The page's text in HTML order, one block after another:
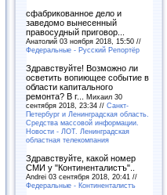
сфабрикованное дело и
заведомо вынесенный
правосудный приговор...
Анатолий 03 ноября 2018, 15:50 //
Федеральные - Русский Репортёр
Здравствуйте! Возможно ли
осветить вопиющее событие в
области капитального
ремонта? В г... Михаил 30
сентября 2018, 23:34 // Санкт-
Петербург и Ленинградская область.
Средства массовой информации.
Новости - ЛОТ. Ленинградская
областная телекомпания
Здравствуйте, какой номер
СМИ у "Континенталистъ"..
Andrei 03 сентября 2018, 20:41 //
Федеральные - Континенталистъ